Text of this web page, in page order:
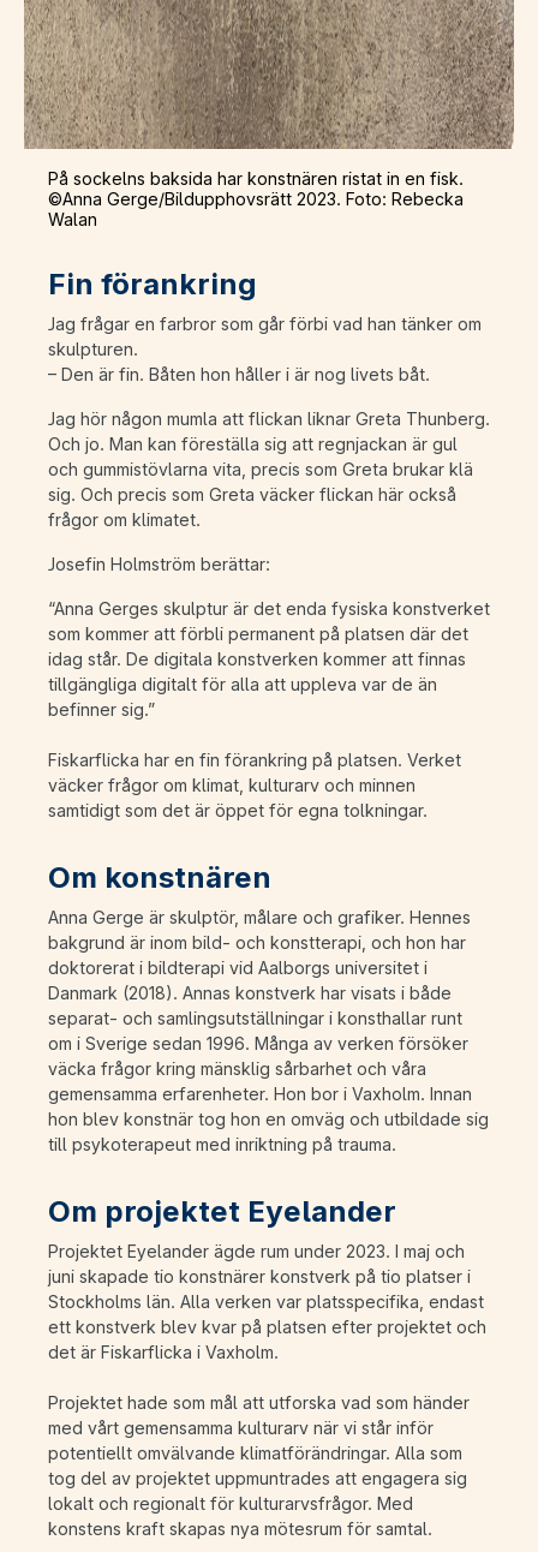
På sockelns baksida har konstnären ristat in en fisk.
©Anna Gerge/Bildupphovsrätt 2023. Foto: Rebecka
Walan
Fin förankring
Jag frågar en farbror som går förbi vad han tänker om
skulpturen.
– Den är fin. Båten hon håller i är nog livets båt.
Jag hör någon mumla att flickan liknar Greta Thunberg.
Och jo. Man kan föreställa sig att regnjackan är gul
och gummistövlarna vita, precis som Greta brukar klä
sig. Och precis som Greta väcker flickan här också
frågor om klimatet.
Josefin Holmström berättar:
“Anna Gerges skulptur är det enda fysiska konstverket
som kommer att förbli permanent på platsen där det
idag står. De digitala konstverken kommer att finnas
tillgängliga digitalt för alla att uppleva var de än
befinner sig.”
Fiskarflicka har en fin förankring på platsen. Verket
väcker frågor om klimat, kulturarv och minnen
samtidigt som det är öppet för egna tolkningar.
Om konstnären
Anna Gerge är skulptör, målare och grafiker. Hennes
bakgrund är inom bild- och konstterapi, och hon har
doktorerat i bildterapi vid Aalborgs universitet i
Danmark (2018). Annas konstverk har visats i både
separat- och samlingsutställningar i konsthallar runt
om i Sverige sedan 1996. Många av verken försöker
väcka frågor kring mänsklig sårbarhet och våra
gemensamma erfarenheter. Hon bor i Vaxholm. Innan
hon blev konstnär tog hon en omväg och utbildade sig
till psykoterapeut med inriktning på trauma.
Om projektet Eyelander
Projektet Eyelander ägde rum under 2023. I maj och
juni skapade tio konstnärer konstverk på tio platser i
Stockholms län. Alla verken var platsspecifika, endast
ett konstverk blev kvar på platsen efter projektet och
det är Fiskarflicka i Vaxholm.
Projektet hade som mål att utforska vad som händer
med vårt gemensamma kulturarv när vi står inför
potentiellt omvälvande klimatförändringar. Alla som
tog del av projektet uppmuntrades att engagera sig
lokalt och regionalt för kulturarvsfrågor. Med
konstens kraft skapas nya mötesrum för samtal.